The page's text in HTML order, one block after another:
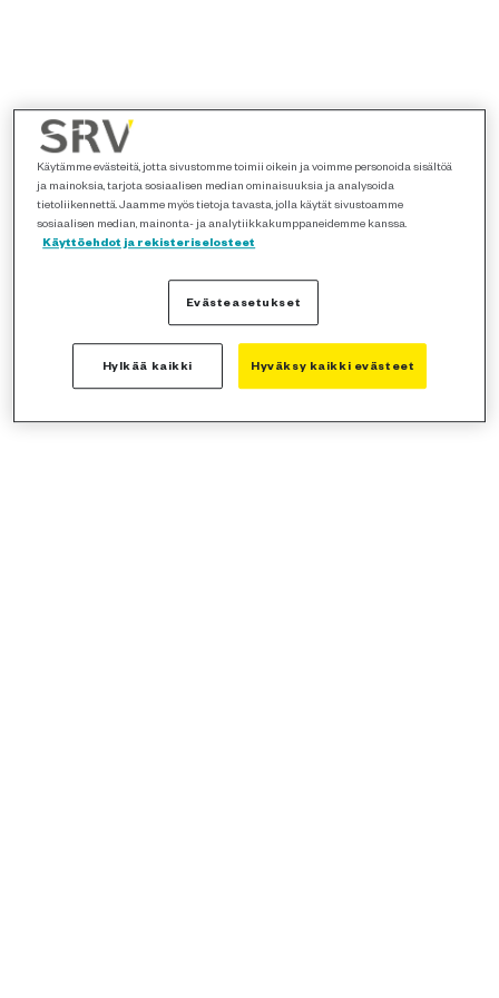
Käytämme evästeitä, jotta sivustomme toimii oikein ja voimme personoida sisältöä
ja mainoksia, tarjota sosiaalisen median ominaisuuksia ja analysoida
tietoliikennettä. Jaamme myös tietoja tavasta, jolla käytät sivustoamme
sosiaalisen median, mainonta- ja analytiikkakumppaneidemme kanssa.
Käyttöehdot ja rekisteriselosteet
Evästeasetukset
Hylkää kaikki Hyväksy kaikki evästeet